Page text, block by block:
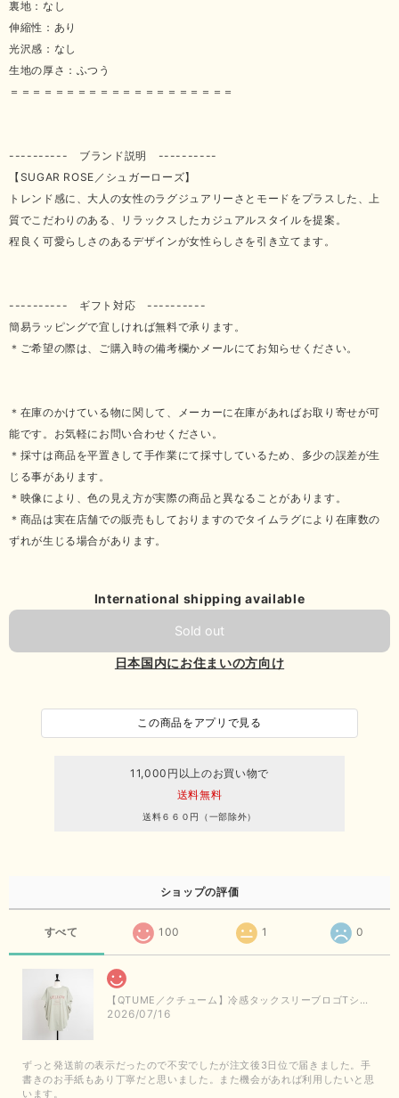
裏地：なし
伸縮性：あり
光沢感：なし
生地の厚さ：ふつう
＝＝＝＝＝＝＝＝＝＝＝＝＝＝＝＝＝＝＝＝
---------- ブランド説明 ----------
【SUGAR ROSE／シュガーローズ】
トレンド感に、大人の女性のラグジュアリーさとモードをプラスした、上
質でこだわりのある、リラックスしたカジュアルスタイルを提案。
程良く可愛らしさのあるデザインが女性らしさを引き立てます。
---------- ギフト対応 ----------
簡易ラッピングで宜しければ無料で承ります。
＊ご希望の際は、ご購入時の備考欄かメールにてお知らせください。
＊在庫のかけている物に関して、メーカーに在庫があればお取り寄せが可
能です。お気軽にお問い合わせください。
＊採寸は商品を平置きして手作業にて採寸しているため、多少の誤差が生
じる事があります。
＊映像により、色の見え方が実際の商品と異なることがあります。
＊商品は実在店舗での販売もしておりますのでタイムラグにより在庫数の
ずれが生じる場合があります。
International shipping available
Sold out
日本国内にお住まいの方向け
この商品をアプリで見る
11,000円以上のお買い物で
送料無料
送料６６０円（一部除外）
ショップの評価
すべて 100 1 0
【QTUME／クチューム】冷感タックスリーブロゴTシャツ（ライトグレー）
2026/07/16
ずっと発送前の表示だったので不安でしたが注文後3日位で届きました。手
書きのお手紙もあり丁寧だと思いました。また機会があれば利用したいと思
います。